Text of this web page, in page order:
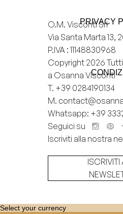
PRIVACY
O.M. Visconti Srl
Via Santa Marta 13,
P.IVA : 11148830968
Copyright 2026
a Osanna Visconti
T. +39 0284190134
M.
Whatsapp: +39
Seguici su
Iscriviti alla nostra
ISCRIVITI
Select your currency